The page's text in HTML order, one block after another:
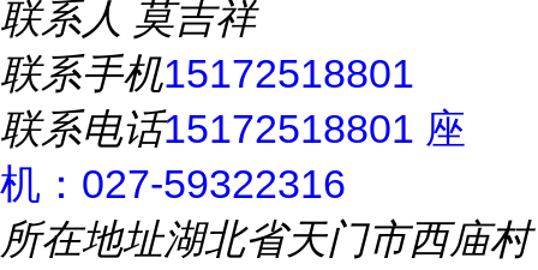
联系人 莫吉祥
联系手机15172518801
联系电话15172518801 座
机：027-59322316
所在地址湖北省天门市西庙村